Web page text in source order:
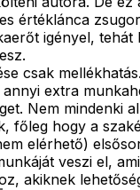
értéklánca
igényel, tehát
csak mellékhatás.
extra
Nem mindenki
főleg hogy a
elérhető)
veszi el,
akiknek